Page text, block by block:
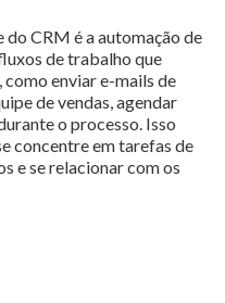
CRM é a automação de
de trabalho que
enviar e-mails de
de vendas, agendar
o processo. Isso
concentre em tarefas de
e se relacionar com os